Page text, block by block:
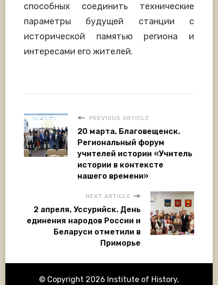
способных соединить технические
параметры будущей станции с
исторической памятью региона и
интересами его жителей.
PREVIOUS ARTICLE
20 марта, Благовещенск.
Региональный форум
учителей истории «Учитель
истории в контексте
нашего времени»
NEXT ARTICLE
2 апреля, Уссурийск. День
единения народов России и
Беларуси отметили в
Приморье
© Copyright 2026 Institute of History,